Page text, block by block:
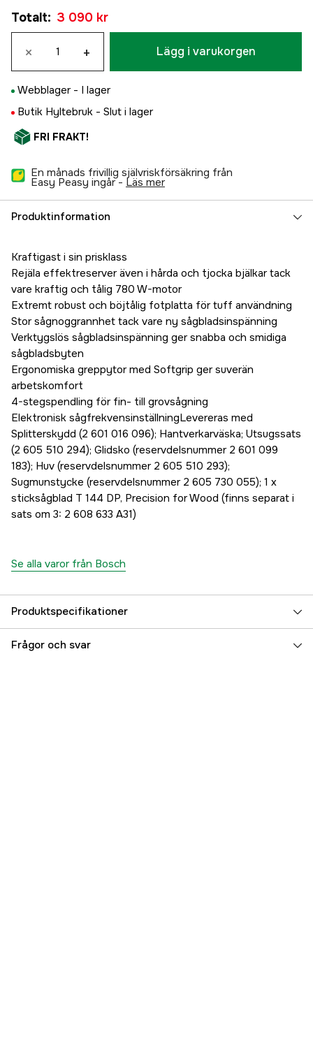
Totalt: 3 090 kr
× + Lägg i varukorgen
Webblager - I lager
Butik Hyltebruk - Slut i lager
FRI FRAKT!
En månads frivillig självriskförsäkring från
Easy Peasy ingår - läs mer
Produktinformation
Kraftigast i sin prisklass
Rejäla effektreserver även i hårda och tjocka bjälkar tack
vare kraftig och tålig 780 W-motor
Extremt robust och böjtålig fotplatta för tuff användning
Stor sågnoggrannhet tack vare ny sågbladsinspänning
Verktygslös sågbladsinspänning ger snabba och smidiga
sågbladsbyten
Ergonomiska greppytor med Softgrip ger suverän
arbetskomfort
4-stegspendling för fin- till grovsågning
Elektronisk sågfrekvensinställningLevereras med
Splitterskydd (2 601 016 096); Hantverkarväska; Utsugssats
(2 605 510 294); Glidsko (reservdelsnummer 2 601 099
183); Huv (reservdelsnummer 2 605 510 293);
Sugmunstycke (reservdelsnummer 2 605 730 055); 1 x
sticksågblad T 144 DP, Precision for Wood (finns separat i
sats om 3: 2 608 633 A31)
Se alla varor från Bosch
Produktspecifikationer
Drifttyp Nätdriven
Frågor och svar